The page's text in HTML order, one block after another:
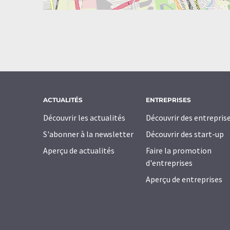
ACTUALITÉS
Découvrir les actualités
S'abonner à la newsletter
Aperçu de actualités
ENTREPRISES
Découvrir des
Découvrir des start-up
Faire la promotion
d'entreprises
Aperçu de entreprises